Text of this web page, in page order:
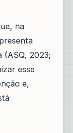
na
(ASQ, 2023;
esse
e,